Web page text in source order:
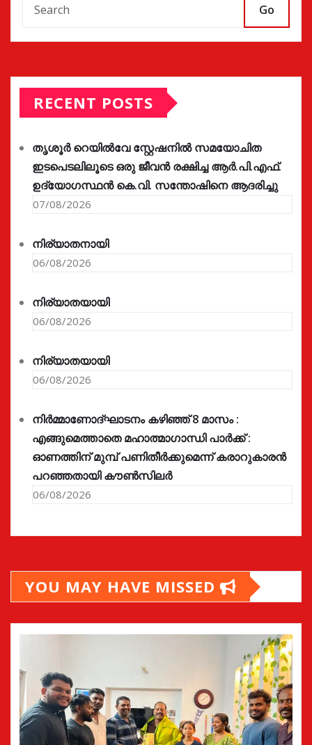
Go
RECENT POSTS
തൃശൂർ റെയിൽവേ സ്റ്റേഷനിൽ സമയോചിത
ഇടപെടലിലൂടെ ഒരു ജീവൻ രക്ഷിച്ച ആർ.പി.എഫ്.
ഉദ്യോഗസ്ഥൻ കെ.വി. സന്തോഷിനെ ആദരിച്ചു
07/08/2026
നിര്യാതനായി
06/08/2026
നിര്യാതയായി
06/08/2026
നിര്യാതയായി
06/08/2026
നിർമ്മാണോദ്ഘാടനം കഴിഞ്ഞ് 8 മാസം :
എങ്ങുമെത്താതെ മഹാത്മാഗാന്ധി പാർക്ക് :
ഓണത്തിന് മുമ്പ് പണിതീർക്കുമെന്ന് കരാറുകാരൻ
പറഞ്ഞതായി കൗൺസിലർ
06/08/2026
YOU MAY HAVE MISSED